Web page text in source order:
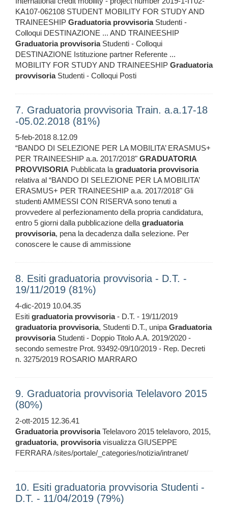
KA107-062108 STUDENT MOBILITY FOR STUDY AND
TRAINEESHIP Graduatoria provvisoriaStudenti -
Colloqui DESTINAZIONE ... AND TRAINEESHIP
Graduatoria provvisoriaStudenti - Colloqui
DESTINAZIONE Istituzione partner Referente ...
MOBILITY FOR STUDY AND TRAINEESHIP Graduatoria
provvisoriaStudenti - Colloqui Posti
7. Graduatoria provvisoria Train. a.a.17-18
-05.02.2018 (81%)
5-feb-2018 8.12.09
“BANDO DI SELEZIONE PER LA MOBILITA’ ERASMUS+
PER TRAINEESHIP a.a. 2017/2018" GRADUATORIA
PROVVISORIA Pubblicata lagraduatoria provvisoria
relativa al “BANDO DI SELEZIONE PER LA MOBILITA’
ERASMUS+ PER TRAINEESHIP a.a. 2017/2018" Gli
studenti AMMESSI CON RISERVA sono tenuti a
provvedere al perfezionamento della propria candidatura,
entro 5 giorni dalla pubblicazione dellagraduatoria
provvisoria, pena la decadenza dalla selezione. Per
conoscere le cause di ammissione
8. Esiti graduatoria provvisoria - D.T. -
19/11/2019 (81%)
4-dic-2019 10.04.35
Esiti graduatoria provvisoria- D.T. - 19/11/2019
graduatoria provvisoria, Studenti D.T., unipaGraduatoria
provvisoriaStudenti - Doppio Titolo A.A. 2019/2020 -
secondo semestre Prot. 93492-09/10/2019 - Rep. Decreti
n. 3275/2019 ROSARIO MARRARO
9. Graduatoria provvisoria Telelavoro 2015
(80%)
2-ott-2015 12.36.41
Graduatoria provvisoriaTelelavoro 2015 telelavoro, 2015,
graduatoria, provvisoriavisualizza GIUSEPPE
FERRARA /sites/portale/_categories/notizia/intranet/
10. Esiti graduatoria provvisoria Studenti -
D.T. - 11/04/2019 (79%)